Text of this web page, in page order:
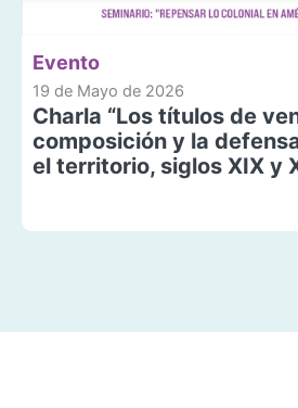
Evento
19 de Mayo de 2026
Charla “Los títulos de
composición y la
el territorio, siglos XIX y